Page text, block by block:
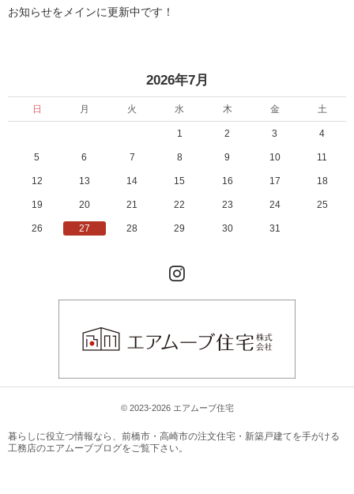
お知らせをメインに更新中です！
2026年7月
日 月 火 水 木 金 土
1 2 3 4
5 6 7 8 9 10 11
12 13 14 15 16 17 18
19 20 21 22 23 24 25
26 27 28 29 30 31
© 2023-2026 エアムーブ住宅
暮らしに役立つ情報なら、 前橋市・高崎市の注文住宅・新築戸建てを手がける
工務店のエアムーブブログをご覧下さい。